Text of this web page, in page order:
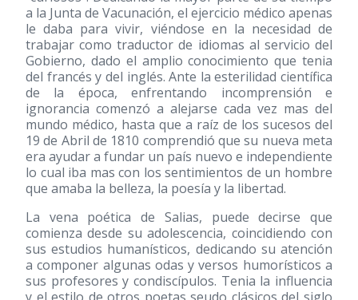
a la Junta de Vacunación, el ejercicio médico apenas
le daba para vivir, viéndose en la necesidad de
trabajar como traductor de idiomas al servicio del
Gobierno, dado el amplio conocimiento que tenia
del francés y del inglés. Ante la esterilidad científica
de la época, enfrentando incomprensión e
ignorancia comenzó a alejarse cada vez mas del
mundo médico, hasta que a raíz de los sucesos del
19 de Abril de 1810 comprendió que su nueva meta
era ayudar a fundar un país nuevo e independiente
lo cual iba mas con los sentimientos de un hombre
que amaba la belleza, la poesía y la libertad.
La vena poética de Salias, puede decirse que
comienza desde su adolescencia, coincidiendo con
sus estudios humanísticos, dedicando su atención
a componer algunas odas y versos humorísticos a
sus profesores y condiscípulos. Tenia la influencia